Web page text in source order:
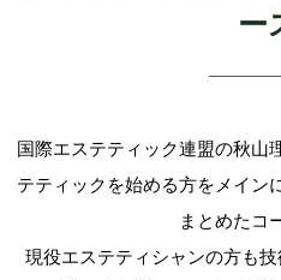
ー
国際エステティック連盟の秋山
テティックを始める方をメイン
まとめたコ
現役エステティシャンの方も